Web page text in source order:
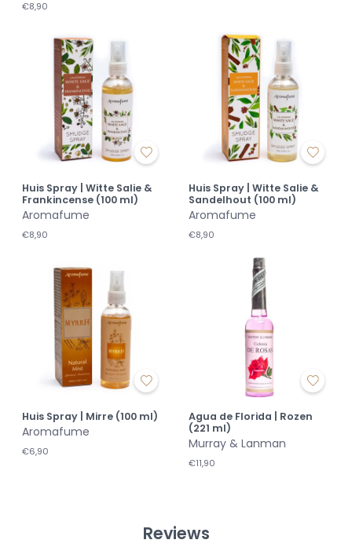
€8,90
Huis Spray | Witte Salie &
Frankincense (100 ml)
Aromafume
€8,90
Huis Spray | Witte Salie &
Sandelhout (100 ml)
Aromafume
€8,90
Huis Spray | Mirre (100 ml)
Aromafume
€6,90
Agua de Florida | Rozen
(221 ml)
Murray & Lanman
€11,90
Reviews